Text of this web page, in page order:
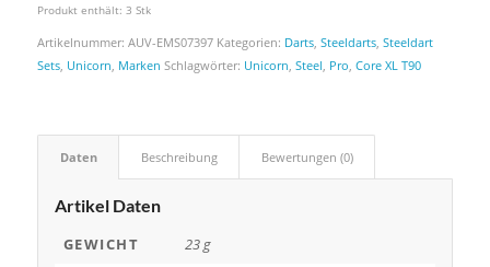
Produkt enthält: 3 Stk
Artikelnummer: AUV-EMS07397 Kategorien: Darts, Steeldarts, Steeldart
Sets, Unicorn Marken Schlagwörter: Unicorn Steel Pro Core XL T90
Daten Beschreibung Bewertungen (0)
Artikel Daten
GEWICHT
23 g